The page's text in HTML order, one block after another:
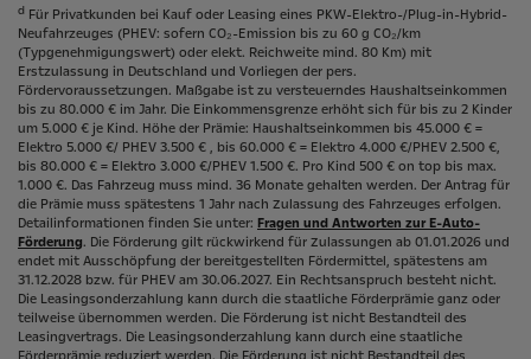
d Für Privatkunden bei Kauf oder Leasing eines PKW-Elektro-/Plug-in-Hybrid-
Neufahrzeuges (PHEV: sofern CO₂-Emission bis zu 60 g CO₂/km
(Typgenehmigungswert) oder elekt. Reichweite mind. 80 Km) mit
Erstzulassung in Deutschland und Vorliegen der pers.
Fördervoraussetzungen. Maßgabe ist zu versteuerndes Haushaltseinkommen
bis zu 80.000 € im Jahr. Die Einkommensgrenze erhöht sich für bis zu 2 Kinder
um 5.000 € je Kind. Höhe der Prämie: Haushaltseinkommen bis 45.000 € =
Elektro 5.000 €/ PHEV 3.500 € , bis 60.000 € = Elektro 4.000 €/PHEV 2.500 €,
bis 80.000 € = Elektro 3.000 €/PHEV 1.500 €. Pro Kind 500 € on top bis max.
1.000 €. Das Fahrzeug muss mind. 36 Monate gehalten werden. Der Antrag für
die Prämie muss spätestens 1 Jahr nach Zulassung des Fahrzeuges erfolgen.
Detailinformationen finden Sie unter: Fragen und Antworten zur E-Auto-
Förderung. Die Förderung gilt rückwirkend für Zulassungen ab 01.01.2026 und
endet mit Ausschöpfung der bereitgestellten Fördermittel, spätestens am
31.12.2028 bzw. für PHEV am 30.06.2027. Ein Rechtsanspruch besteht nicht​.
Die Leasingsonderzahlung kann durch die staatliche Förderprämie ganz oder
teilweise übernommen werden. Die Förderung ist nicht Bestandteil des
Leasingvertrags. Die Leasingsonderzahlung kann durch eine staatliche